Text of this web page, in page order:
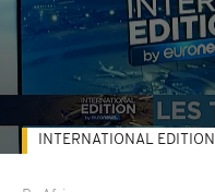
INTERNATIONAL EDITION